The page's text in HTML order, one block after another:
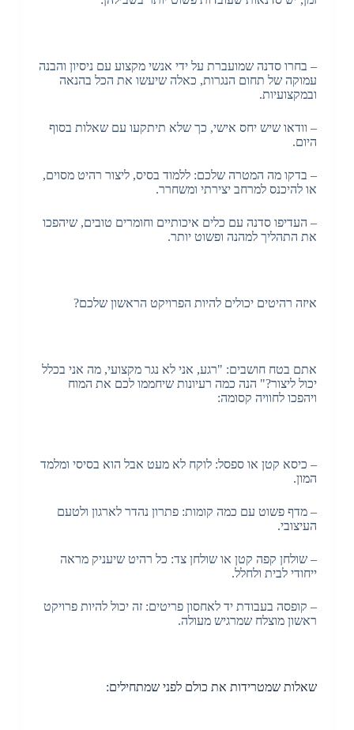
– בחרו סדנה שמועברת על ידי אנשי מקצוע עם ניסיון והבנה
עמוקה של תחום הנגרות, כאלה שיעשו את הכל בהנאה
ובמקצועיות.
– וודאו שיש יחס אישי, כך שלא תיתקעו עם שאלות בסוף
היום.
– בדקו מה המטרה שלכם: ללמוד בסיס, ליצור רהיט מסוים,
או להיכנס למרחב יצירתי ומשחרר.
– העדיפו סדנה עם כלים איכותיים וחומרים טובים, שיהפכו
את התהליך למהנה ופשוט יותר.
איזה רהיטים יכולים להיות הפרויקט הראשון שלכם?
אתם בטח חושבים: "רגע, אני לא נגר מקצועי, מה אני בכלל
יכול ליצור?" הנה כמה רעיונות שיחממו לכם את המוח
ויהפכו לחוויה קסומה:
– כיסא קטן או ספסל: לוקח לא מעט אבל הוא בסיסי ומלמד
המון.
– מדף פשוט עם כמה קומות: פתרון נהדר לארגון ולטעם
העיצובי.
– שולחן קפה קטן או שולחן צד: כל רהיט שיעניק מראה
ייחודי לבית ולחלל.
– קופסה בעבודת יד לאחסון פריטים: זה יכול להיות פרויקט
ראשון מוצלח שמרגיש מעולה.
שאלות שמטרידות את כולם לפני שמתחילים: